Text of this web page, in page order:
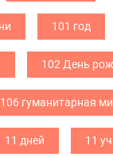
101 год
102 День
106 гуманитарная
11 дней 11